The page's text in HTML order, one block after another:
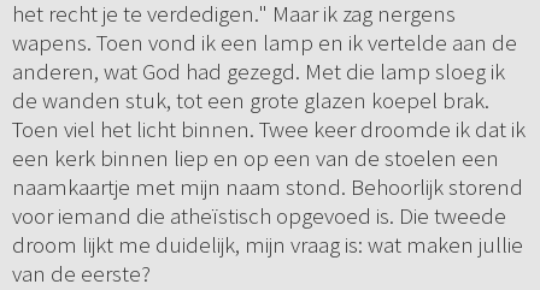
het recht je te verdedigen." Maar ik zag nergens
wapens. Toen vond ik een lamp en ik vertelde aan de
anderen, wat God had gezegd. Met die lamp sloeg ik
de wanden stuk, tot een grote glazen koepel brak.
Toen viel het licht binnen. Twee keer droomde ik dat ik
een kerk binnen liep en op een van de stoelen een
naamkaartje met mijn naam stond. Behoorlijk storend
voor iemand die atheïstisch opgevoed is. Die tweede
droom lijkt me duidelijk, mijn vraag is: wat maken jullie
van de eerste?